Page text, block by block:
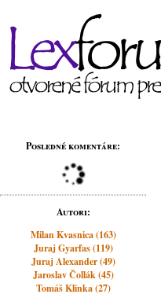
Posledné komentáre:
Autori:
Milan Kvasnica (163)
Juraj Gyarfas (119)
Juraj Alexander (49)
Jaroslav Čollák (45)
Tomáš Klinka (27)